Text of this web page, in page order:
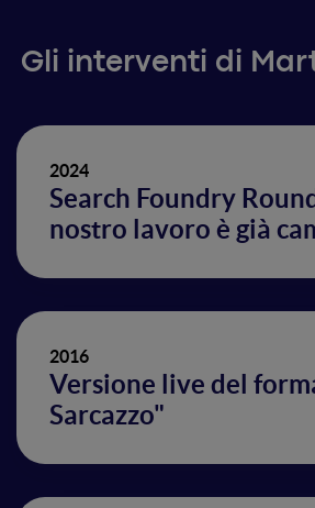
Gli interventi di
2024
Search Foundry
nostro lavoro è già
2016
Versione live del
Sarcazzo"